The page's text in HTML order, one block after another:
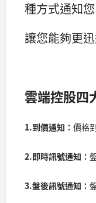
種方式通知您
讓您能夠更
雲端控股四
1.到價通知： 價格
2.即時訊號通知：
3.盤後訊號通知：